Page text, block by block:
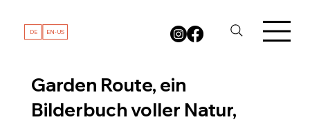
DE EN-US
Garden Route, ein
Bilderbuch voller Natur,